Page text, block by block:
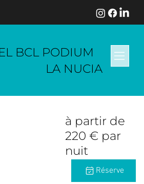
BCL PODIUM
LA NUCIA
à partir de
220 € par
nuit
Réserve